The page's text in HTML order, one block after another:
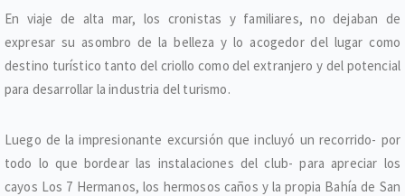
En viaje de alta mar, los cronistas y familiares, no dejaban de
expresar su asombro de la belleza y lo acogedor del lugar como
destino turístico tanto del criollo como del extranjero y del potencial
para desarrollar la industria del turismo.
Luego de la impresionante excursión que incluyó un recorrido- por
todo lo que bordear las instalaciones del club- para apreciar los
cayos Los 7 Hermanos, los hermosos caños y la propia Bahía de San